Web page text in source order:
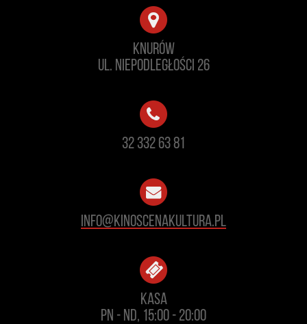
Knurów
ul. Niepodległości 26
32 332 63 81
info@kinoscenakultura.pl
Kasa
pn - nd, 15:00 - 20:00